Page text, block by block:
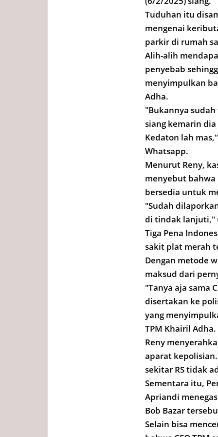
Tuduhan itu
mengenai
parkir di rumah
Alih-alih
penyebab
menyimpulkan
Adha.
"Bukannya
siang kemarin dia
Kedaton lah
Whatsapp.
Menurut Reny,
menyebut bahwa
bersedia untuk
"Sudah
di tindak lanjuti,"
Tiga Pena
sakit plat merah
Dengan metode
maksud dari
"Tanya aja sama
disertakan ke
yang
TPM Khairil Adha.
Reny
aparat
sekitar RS tidak
Sementara itu,
Apriandi
Bob Bazar
Selain bisa